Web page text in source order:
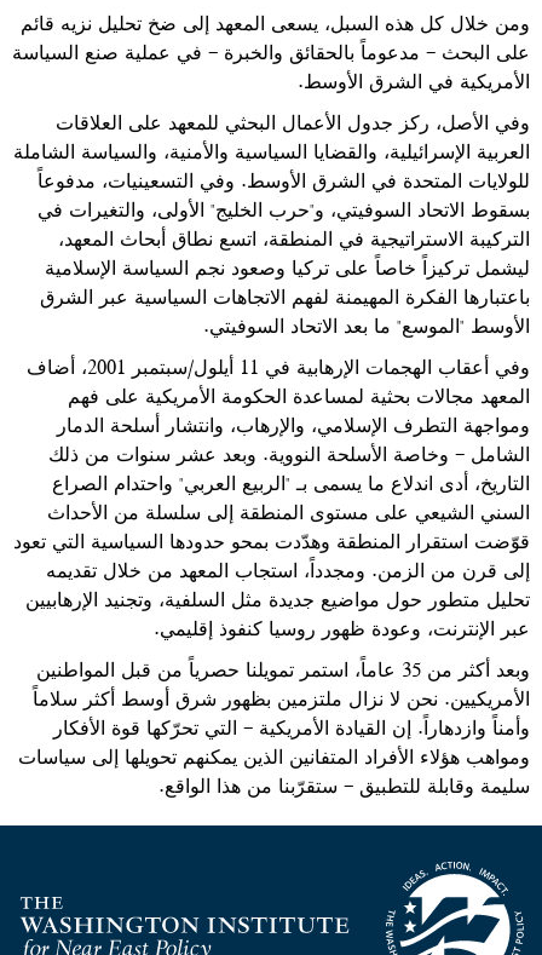
ومن خلال كل هذه السبل، يسعى المعهد إلى ضخ تحليل نزيه قائم
على البحث - مدعوماً بالحقائق والخبرة - في عملية صنع السياسة
الأمريكية في الشرق الأوسط.
وفي الأصل، ركز جدول الأعمال البحثي للمعهد على العلاقات
العربية الإسرائيلية، والقضايا السياسية والأمنية، والسياسة الشاملة
للولايات المتحدة في الشرق الأوسط. وفي التسعينيات، مدفوعاً
بسقوط الاتحاد السوفيتي، و"حرب الخليج" الأولى، والتغيرات في
التركيبة الاستراتيجية في المنطقة، اتسع نطاق أبحاث المعهد،
ليشمل تركيزاً خاصاً على تركيا وصعود نجم السياسة الإسلامية
باعتبارها الفكرة المهيمنة لفهم الاتجاهات السياسية عبر الشرق
الأوسط "الموسع" ما بعد الاتحاد السوفيتي.
وفي أعقاب الهجمات الإرهابية في 11 أيلول/سبتمبر 2001، أضاف
المعهد مجالات بحثية لمساعدة الحكومة الأمريكية على فهم
ومواجهة التطرف الإسلامي، والإرهاب، وانتشار أسلحة الدمار
الشامل - وخاصة الأسلحة النووية. وبعد عشر سنوات من ذلك
التاريخ، أدى اندلاع ما يسمى بـ "الربيع العربي" واحتدام الصراع
السني الشيعي على مستوى المنطقة إلى سلسلة من الأحداث
قوّضت استقرار المنطقة وهدّدت بمحو حدودها السياسية التي تعود
إلى قرن من الزمن. ومجدداً، استجاب المعهد من خلال تقديمه
تحليل متطور حول مواضيع جديدة مثل السلفية، وتجنيد الإرهابيين
عبر الإنترنت، وعودة ظهور روسيا كنفوذ إقليمي.
وبعد أكثر من 35 عاماً، استمر تمويلنا حصرياً من قبل المواطنين
الأمريكيين. نحن لا نزال ملتزمين بظهور شرق أوسط أكثر سلاماً
وأمناً وازدهاراً. إن القيادة الأمريكية - التي تحرّكها قوة الأفكار
ومواهب هؤلاء الأفراد المتفانين الذين يمكنهم تحويلها إلى سياسات
سليمة وقابلة للتطبيق - ستقرّبنا من هذا الواقع.
Homepage